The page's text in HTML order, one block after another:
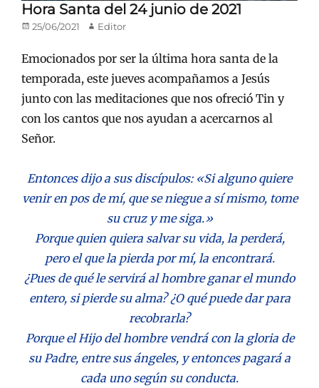
Hora Santa del 24 junio de 2021
Publicado
25/06/2021 Autor
Editor
Emocionados por ser la última hora santa de la
temporada, este jueves acompañamos a Jesús
junto con las meditaciones que nos ofreció Tin y
con los cantos que nos ayudan a acercarnos al
Señor.
Entonces dijo a sus discípulos: «Si alguno quiere
venir en pos de mí, que se niegue a sí mismo, tome
su cruz y me siga.»
Porque quien quiera salvar su vida, la perderá,
pero el que la pierda por mí, la encontrará.
¿Pues de qué le servirá al hombre ganar el mundo
entero, si pierde su alma? ¿O qué puede dar para
recobrarla?
Porque el Hijo del hombre vendrá con la gloria de
su Padre, entre sus ángeles, y entonces pagará a
cada uno según su conducta.